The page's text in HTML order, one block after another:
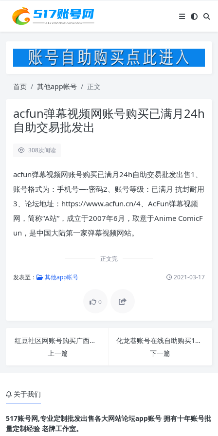
首页 其他app帐号 正文
acfun弹幕视频网账号购买已满月24h
自助交易批发出
308次阅读
acfun弹幕视频网账号购买已满月24h自助交易批发出售1、
账号格式为：手机号—-密码2、账号等级：已满月 抗封耐用
3、论坛地址：https://www.acfun.cn/4、AcFun弹幕视频
网，简称“A站”，成立于2007年6月，取意于Anime ComicF
un，是中国大陆第一家弹幕视频网站。
正文完
发表至： 其他app帐号 2021-03-17
0
红豆社区网账号购买广西新闻网通用24H在线交易
上一篇
化龙巷账号在线自助购买1组50个批发出售交易
下一篇
关于我们
517账号网,专业定制批发出售各大网站论坛app账号 拥有十年账号批
量定制经验 老牌工作室。